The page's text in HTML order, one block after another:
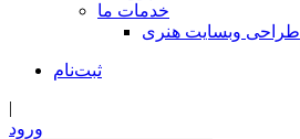
خدمات ما
طراحی وبسایت هنری
ثبت‌نام
|
ورود